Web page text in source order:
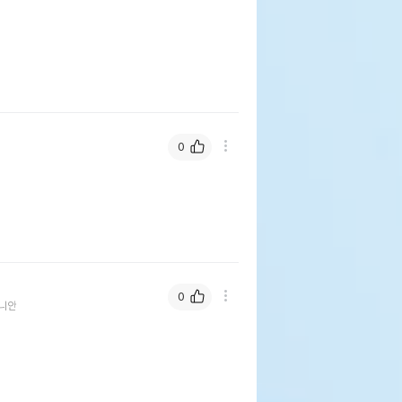
0
안
0